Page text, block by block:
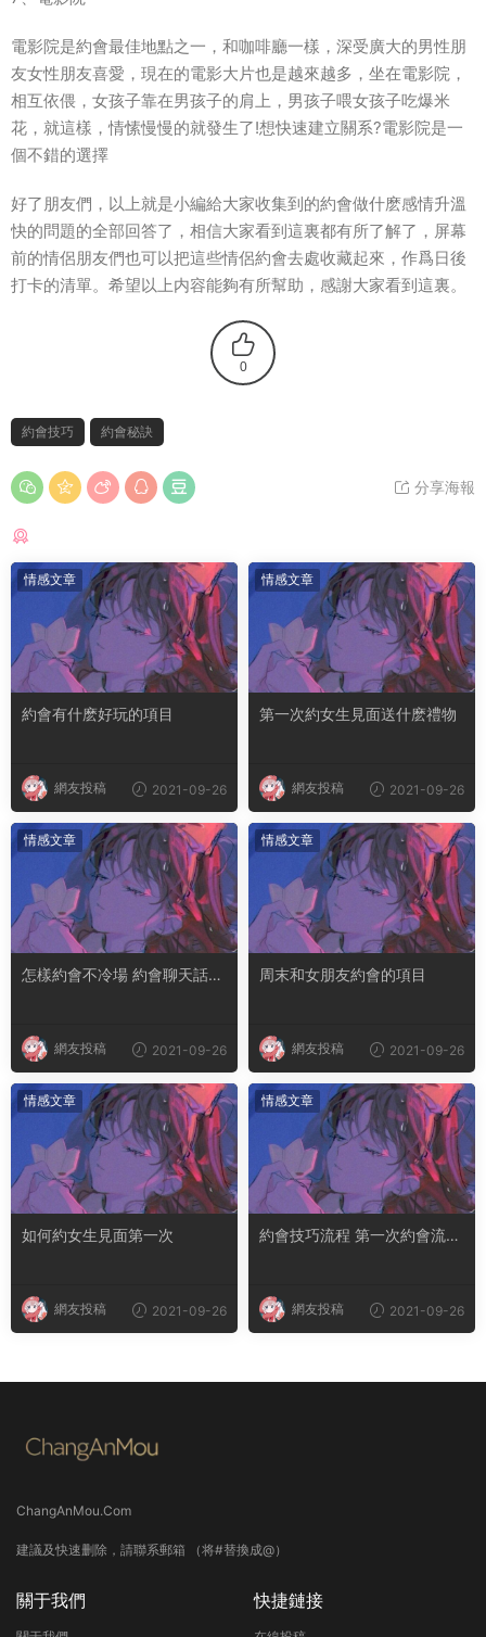
電影院是約會最佳地點之一，和咖啡廳一樣，深受廣大的男性朋
友女性朋友喜愛，現在的電影大片也是越來越多，坐在電影院，
相互依偎，女孩子靠在男孩子的肩上，男孩子喂女孩子吃爆米
花，就這樣，情愫慢慢的就發生了!想快速建立關系?電影院是一
個不錯的選擇
好了朋友們，以上就是小編給大家收集到的約會做什麽感情升溫
快的問題的全部回答了，相信大家看到這裏都有所了解了，屏幕
前的情侶朋友們也可以把這些情侶約會去處收藏起來，作爲日後
打卡的清單。希望以上内容能夠有所幫助，感謝大家看到這裏。
0
約會技巧 約會秘訣
分享海報
情感文章
約會有什麽好玩的項目
網友投稿 2021-09-26
情感文章
第一次約女生見面送什麽禮物
網友投稿 2021-09-26
情感文章
怎樣約會不冷場 約會聊天話題
網友投稿 2021-09-26
情感文章
周末和女朋友約會的項目
網友投稿 2021-09-26
情感文章
如何約女生見面第一次
網友投稿 2021-09-26
情感文章
約會技巧流程 第一次約會流程
網友投稿 2021-09-26
ChangAnMou.Com
建議及快速删除，請聯系郵箱 （将#替換成@）
關于我們 快捷鏈接